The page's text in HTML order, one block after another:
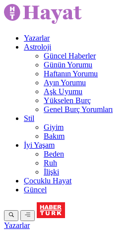
Yazarlar
Astroloji
Güncel Haberler
Günün Yorumu
Haftanın Yorumu
Ayın Yorumu
Aşk Uyumu
Yükselen Burç
Genel Burç Yorumları
Stil
Giyim
Bakım
İyi Yaşam
Beden
Ruh
İlişki
Çocuklu Hayat
Güncel
Yazarlar